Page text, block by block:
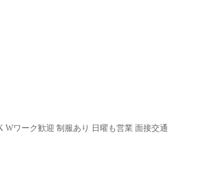
ワーク歓迎 制服あり 日曜も営業 面接交通